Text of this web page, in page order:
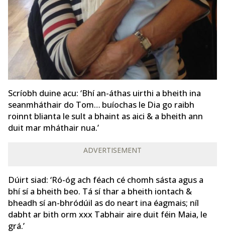
Scríobh duine acu: ‘Bhí an-áthas uirthi a bheith ina
seanmháthair do Tom… buíochas le Dia go raibh
roinnt blianta le sult a bhaint as aici & a bheith ann
duit mar mháthair nua.’
ADVERTISEMENT
Dúirt siad: ‘Ró-óg ach féach cé chomh sásta agus a
bhí sí a bheith beo. Tá sí thar a bheith iontach &
bheadh ​​sí an-bhródúil as do neart ina éagmais; níl
dabht ar bith orm xxx Tabhair aire duit féin Maia, le
grá.’